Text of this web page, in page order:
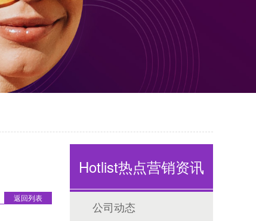
返回列表
Hotlist热点营销资讯
公司动态